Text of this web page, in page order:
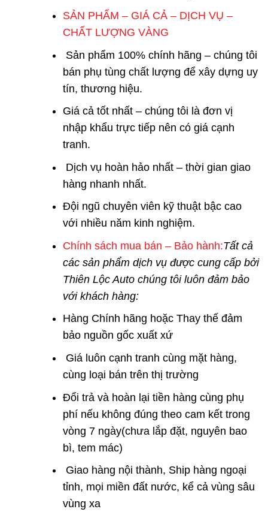
SẢN PHẨM – GIÁ CẢ – DỊCH VỤ –
CHẤT LƯỢNG VÀNG
Sản phẩm 100% chính hãng – chúng tôi
bán phụ tùng chất lượng để xây dựng uy
tín, thương hiệu.
Giá cả tốt nhất – chúng tôi là đơn vị
nhập khẩu trực tiếp nên có giá cạnh
tranh.
Dịch vụ hoàn hảo nhất – thời gian giao
hàng nhanh nhất.
Đội ngũ chuyên viên kỹ thuật bậc cao
với nhiều năm kinh nghiệm.
Chính sách mua bán – Bảo hành:Tất cả
các sản phẩm dịch vụ được cung cấp bởi
Thiên Lộc Auto chúng tôi luôn đảm bảo
với khách hàng:
Hàng Chính hãng hoặc Thay thế đảm
bảo nguồn gốc xuất xứ
Giá luôn cạnh tranh cùng mặt hàng,
cùng loại bán trên thị trường
Đổi trả và hoàn lại tiền hàng cùng phụ
phí nếu không đúng theo cam kết trong
vòng 7 ngày(chưa lắp đặt, nguyên bao
bì, tem mác)
Giao hàng nội thành, Ship hàng ngoại
tỉnh, mọi miền đất nước, kể cả vùng sâu
vùng xa